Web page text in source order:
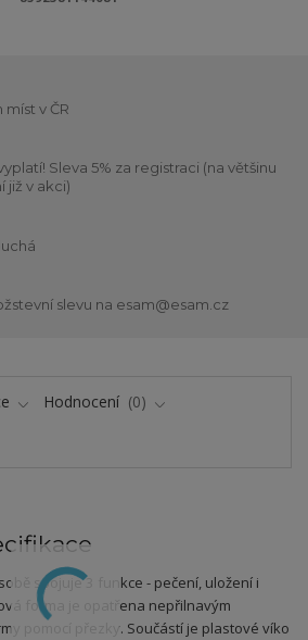
v ČR
Sleva 5% za registraci (na většinu
již v akci)
slevu na esam@esam.cz
Hodnocení
0
spojuje 3 funkce - pečení, uložení i
forma je opatřena nepřilnavým
pomocí přezky. Součástí je plastové víko